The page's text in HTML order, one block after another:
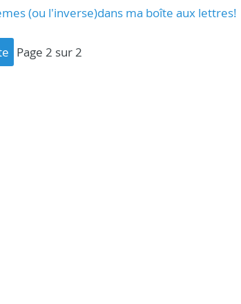
(ou l'inverse)dans ma boîte aux lettres!
page 2 sur 2